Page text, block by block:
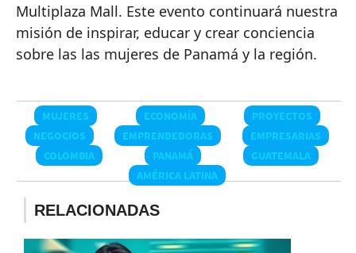
Multiplaza Mall. Este evento continuará nuestra
misión de inspirar, educar y crear conciencia
sobre las las mujeres de Panamá y la región.
MUJERES ECONOMÍA
PROYECTOS
NEGOCIOS
EMPRENDEDORAS
EMPRESARIAS
COLOMBIA
PANAMÁ
GUATEMALA
AMÉRICA LATINA
RELACIONADAS